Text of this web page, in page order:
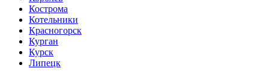
Кострома
Котельники
Красногорск
Курган
Курск
Липецк